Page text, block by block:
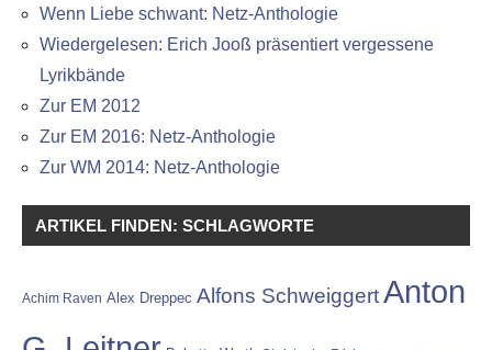
Wenn Liebe schwant: Netz-Anthologie
Wiedergelesen: Erich Jooß präsentiert vergessene
Lyrikbände
Zur EM 2012
Zur EM 2016: Netz-Anthologie
Zur WM 2014: Netz-Anthologie
ARTIKEL FINDEN: SCHLAGWORTE
Achim Raven Alex Dreppec Alfons SchweiggertAnton